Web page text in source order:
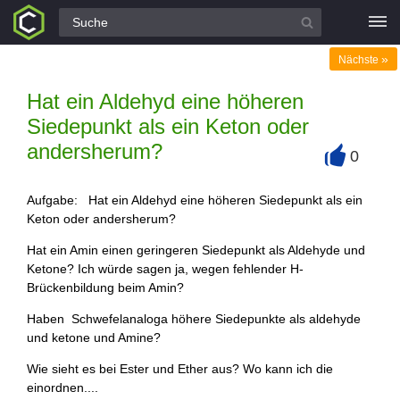
Alle Fragen
Hat ein Aldehyd eine höheren
Siedepunkt als ein Keton oder
andersherum?
Nächste »
0
Aufgabe: Hat ein Aldehyd eine höheren Siedepunkt als ein
Keton oder andersherum?
Hat ein Amin einen geringeren Siedepunkt als Aldehyde und
Ketone? Ich würde sagen ja, wegen fehlender H-
Brückenbildung beim Amin?
Haben Schwefelanaloga höhere Siedepunkte als aldehyde
und ketone und Amine?
Wie sieht es bei Ester und Ether aus? Wo kann ich die
einordnen....